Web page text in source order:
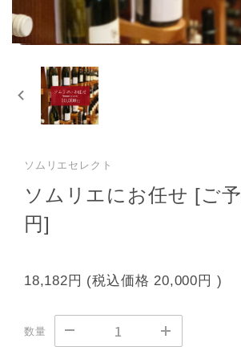
ソムリエセレクト
ソムリエにお任せ [ご
円]
18,182円 (税込価格20,000円 )
数量